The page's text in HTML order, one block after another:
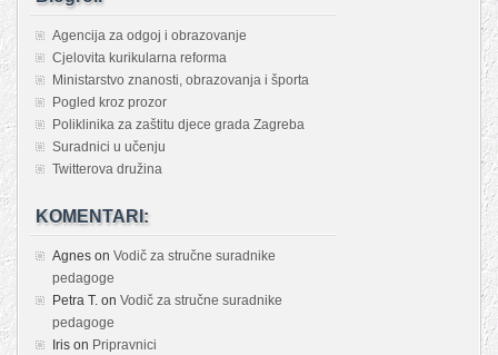
Agencija za odgoj i obrazovanje
Cjelovita kurikularna reforma
Ministarstvo znanosti, obrazovanja i športa
Pogled kroz prozor
Poliklinika za zaštitu djece grada Zagreba
Suradnici u učenju
Twitterova družina
KOMENTARI:
Agnes on Vodič za stručne suradnike
pedagoge
Petra T. on Vodič za stručne suradnike
pedagoge
Iris on Pripravnici